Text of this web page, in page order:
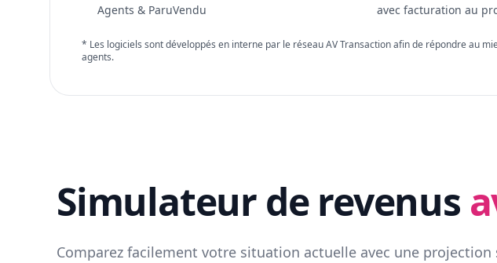
Agents & ParuVendu
avec facturation au
* Les logiciels sont développés en interne par le réseau AV Transaction afin de répondre au
agents.
Simulateur de revenus
Comparez facilement votre situation actuelle avec une